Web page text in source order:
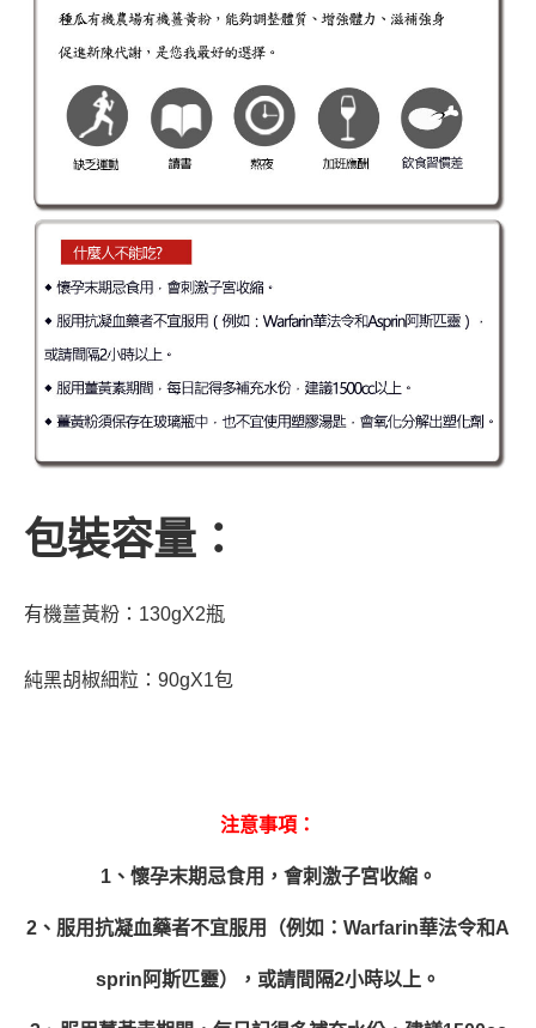
包裝容量：
有機薑黃粉：130gX2瓶
純黑胡椒細粒：90gX1包
注意事項：
1、懷孕末期忌食用，會刺激子宮收縮。
2、服用抗凝血藥者不宜服用（例如：Warfarin華法令和A
sprin阿斯匹靈），或請間隔2小時以上。